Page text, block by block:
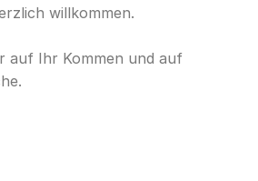
willkommen.
auf Ihr Kommen und auf